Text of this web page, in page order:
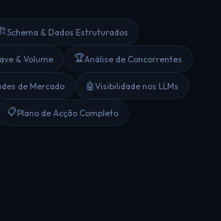
Schema & Dados Estruturados
& Volume 🏆Análise de Concorrentes
de Mercado 🤖Visibilidade nos LLMs
📋Plano de Acção Completo